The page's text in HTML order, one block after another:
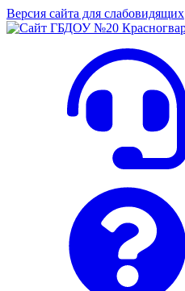
Версия сайта для слабовидящих